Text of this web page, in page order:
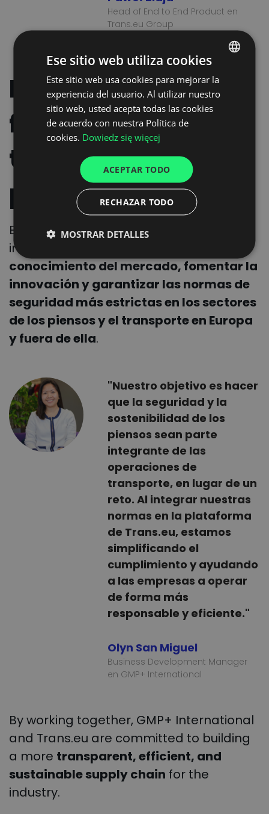
Head of End to End Product en
Trans.eu Group
Fortalececiendo el
futuro del
transporte de
piensos
Esta colaboración es un paso
importante para
conocimiento del mercado, fomentar la
innovación y garantizar las normas de
seguridad más estrictas en los sectores
de los piensos y el transporte en Europa
y fuera de ella.
"Nuestro objetivo es hacer
que la seguridad y la
sostenibilidad de los
piensos sean parte
integrante de las
operaciones de
transporte, en lugar de un
reto. Al integrar nuestras
normas en la plataforma
de Trans.eu, estamos
simplificando el
cumplimiento y ayudando
a las empresas a operar
de forma más
responsable y eficiente."
Olyn San Miguel
Business Development Manager
en GMP+ International
By working together, GMP+ International
and Trans.eu are committed to building
a more transparent, efficient, and
sustainable supply chain for the
industry.
POLISH
ENGLISH
FRENCH
Ese sitio web utiliza cookies
Este sitio web usa cookies para mejorar la
experiencia del usuario. Al utilizar nuestro
sitio web, usted acepta todas las cookies
de acuerdo con nuestra Política de
cookies. Dowiedz się więcej
ACEPTAR TODO
RECHAZAR TODO
MOSTRAR DETALLES